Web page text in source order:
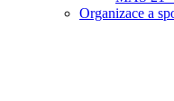
Organizace a